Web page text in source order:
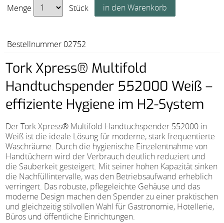
Menge Stück
Bestellnummer 02752
Tork Xpress® Multifold
Handtuchspender 552000 Weiß –
effiziente Hygiene im H2-System
Der Tork Xpress® Multifold Handtuchspender 552000 in
Weiß ist die ideale Lösung für moderne, stark frequentierte
Waschräume. Durch die hygienische Einzelentnahme von
Handtüchern wird der Verbrauch deutlich reduziert und
die Sauberkeit gesteigert. Mit seiner hohen Kapazität sinken
die Nachfüllintervalle, was den Betriebsaufwand erheblich
verringert. Das robuste, pflegeleichte Gehäuse und das
moderne Design machen den Spender zu einer praktischen
und gleichzeitig stilvollen Wahl für Gastronomie, Hotellerie,
Büros und öffentliche Einrichtungen.